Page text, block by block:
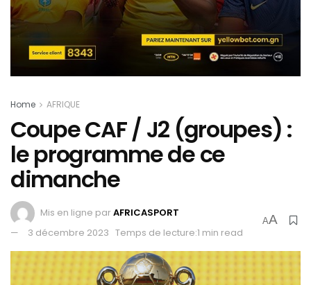
Home AFRIQUE
Coupe CAF / J2 (groupes) :
le programme de ce
dimanche
Mis en ligne parAFRICASPORT
3 décembre 2023 Temps de lecture:1 min read
AA